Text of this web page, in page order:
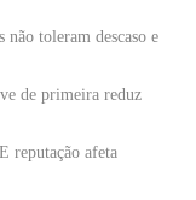
não toleram descaso e
de primeira reduz
reputação afeta